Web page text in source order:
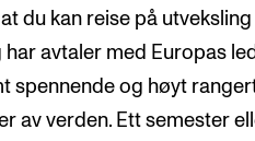
du kan reise på
har avtaler med Europas
spennende og høyt
av verden. Ett semester